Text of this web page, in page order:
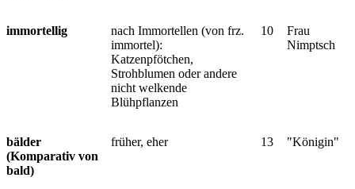
immortellig
nach Immortellen (von frz.
immortel):
Katzenpfötchen,
Strohblumen oder andere
nicht welkende
Blühpflanzen
10
Frau
Nimptsch
bälder
(Komparativ von
bald)
früher, eher 13 "Königin"